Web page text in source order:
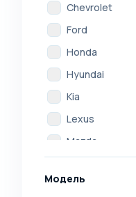
Chevrolet
Ford
Honda
Hyundai
Kia
Lexus
Mazda
Mitsubishi
Модель